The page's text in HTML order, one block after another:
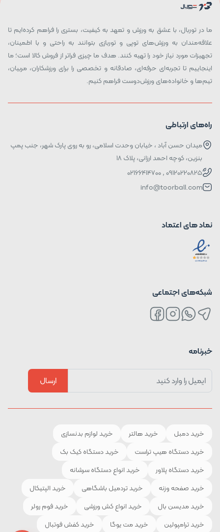
ما در توربال، با عشق به ورزش و تعهد به کیفیت، بستری را فراهم کرده‌ایم تا
علاقه‌مندان به ورزش‌های توپی و توربازی بتوانند به راحتی و با اطمینان،
تجهیزات مورد نیاز خود را تهیه کنند. هدف ما چیزی فراتر از فروش کالا است؛ ما
اینجاییم تا تجربه‌ای حرفه‌ای، صادقانه و تخصصی را برای ورزشکاران، مربیان،
تیم‌ها و خانواده‌های ورزش‌دوست فراهم کنیم.
راه‌های ارتباطی
میدان حسن آباد ، خیابان وحدت اسلامی، رو به روی پارک شهر، جنب پمپ
بنزین، کوچه احمد ارزانی، پلاک ۱۸
09120220825 , 02166414700
info@toorball.com
نماد های اعتماد
شبکه‌های اجتماعی
خبرنامه
ارسال
خرید دمبل خرید هالتر
خرید لوازم بدنسازی
خرید دستگاه هیپ تراست
خرید دستگاه کیک بک
خرید دستگاه پلاور
خرید انواع دستگاه سرشانه
خرید صفحه وزنه
خرید تردمیل باشگاهی
خرید الپتیکال
خرید مدیسن بال
خرید انواع کش ورزشی
خرید فوم رولر
خرید ترامپولین
خرید مت یوگا خرید کفش فوتبال